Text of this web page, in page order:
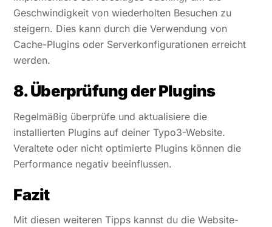
Geschwindigkeit von wiederholten Besuchen zu
steigern. Dies kann durch die Verwendung von
Cache-Plugins oder Serverkonfigurationen erreicht
werden.
8. Überprüfung der Plugins
Regelmäßig überprüfe und aktualisiere die
installierten Plugins auf deiner Typo3-Website.
Veraltete oder nicht optimierte Plugins können die
Performance negativ beeinflussen.
Fazit
Mit diesen weiteren Tipps kannst du die Website-